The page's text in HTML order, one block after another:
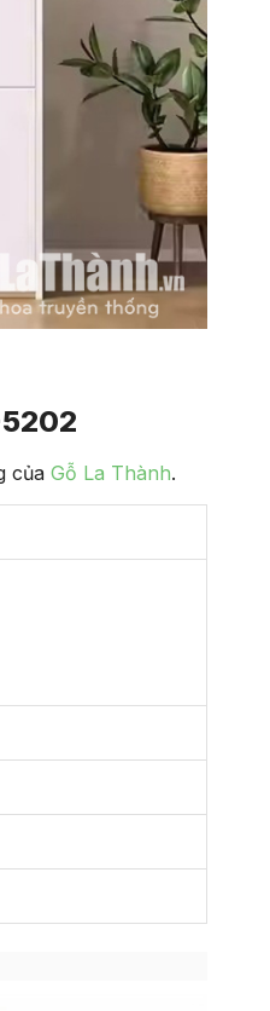
5202
của Gỗ La Thành.